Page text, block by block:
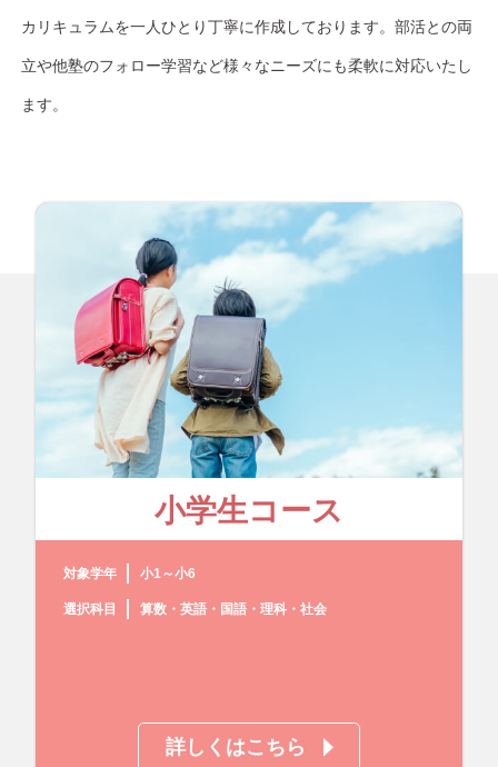
カリキュラムを一人ひとり丁寧に作成しております。部活との両
立や他塾のフォロー学習など様々なニーズにも柔軟に対応いたし
ます。
小学生コース
対象学年 小1～小6
選択科目 算数・英語・国語・理科・社会
詳しくはこちら